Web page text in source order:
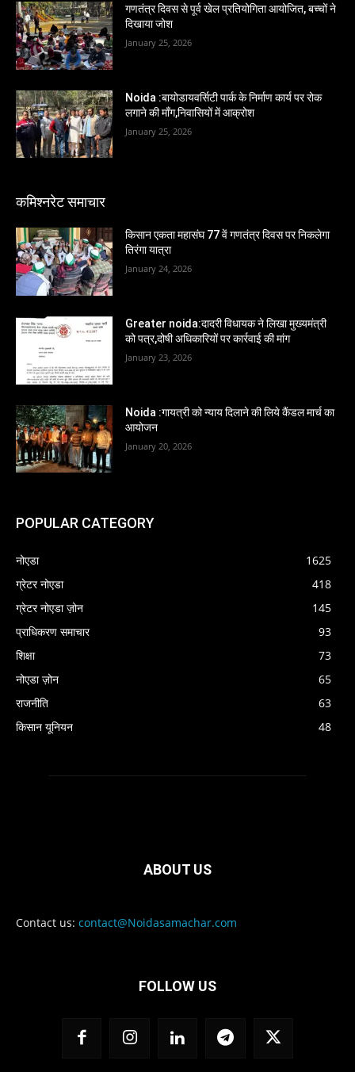
गणतंत्र दिवस से पूर्व खेल प्रतियोगिता आयोजित, बच्चों ने
दिखाया जोश
January 25, 2026
Noida :बायोडायवर्सिटी पार्क के निर्माण कार्य पर रोक
लगाने की माँग,निवासियों में आक्रोश
January 25, 2026
कमिश्नरेट समाचार
किसान एकता महासंघ 77 वें गणतंत्र दिवस पर निकलेगा
तिरंगा यात्रा
January 24, 2026
Greater noida:दादरी विधायक ने लिखा मुख्यमंत्री
को पत्र,दोषी अधिकारियों पर कार्रवाई की मांग
January 23, 2026
Noida :गायत्री को न्याय दिलाने की लिये कैंडल मार्च का
आयोजन
January 20, 2026
POPULAR CATEGORY
नोएडा
1625
ग्रेटर नोएडा
418
ग्रेटर नोएडा ज़ोन
145
प्राधिकरण समाचार
93
शिक्षा
73
नोएडा ज़ोन
65
राजनीति
63
किसान यूनियन
48
ABOUT US
Contact us: contact@Noidasamachar.com
FOLLOW US